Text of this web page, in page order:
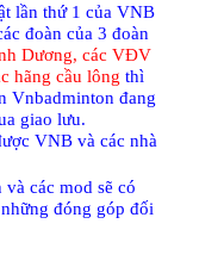
lần thứ 1 của VNB
đoàn của 3 đoàn
Dương, các VĐV
hãng cầu lông thì
Vnbadminton đang
giao lưu.
VNB và các nhà
các mod sẽ có
đóng góp đối